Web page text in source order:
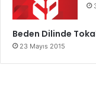
Beden Dilinde
23 Mayıs 2015